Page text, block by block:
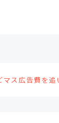
ス広告費を